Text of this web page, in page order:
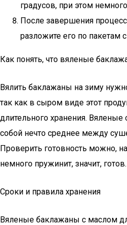
градусов, при этом
После завершения
разложите его по пакетам
Как понять, что вяленые
Вялить баклажаны на зиму
так как в сыром виде этот
длительного хранения.
собой нечто среднее между
Проверить готовность можно,
немного пружинит, значит, готов.
Сроки и правила хранения
Вяленые баклажаны с маслом